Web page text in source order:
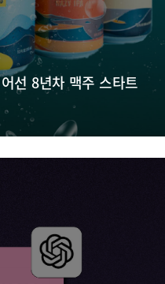
선 8년차 맥주 스타트